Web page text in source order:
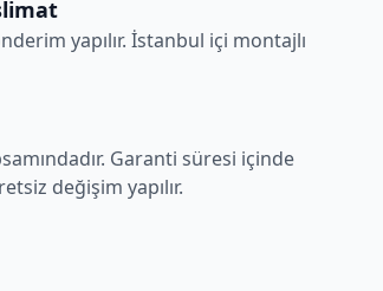
yapılır. İstanbul içi montajlı
Garanti süresi içinde
değişim yapılır.